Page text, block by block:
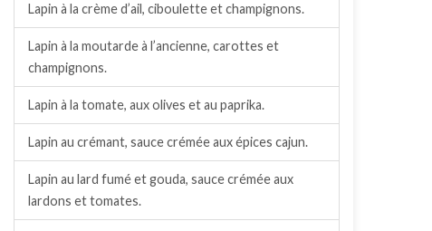
Lapin à la crème d’ail, ciboulette et champignons.
Lapin à la moutarde à l’ancienne, carottes et
champignons.
Lapin à la tomate, aux olives et au paprika.
Lapin au crémant, sauce crémée aux épices cajun.
Lapin au lard fumé et gouda, sauce crémée aux
lardons et tomates.